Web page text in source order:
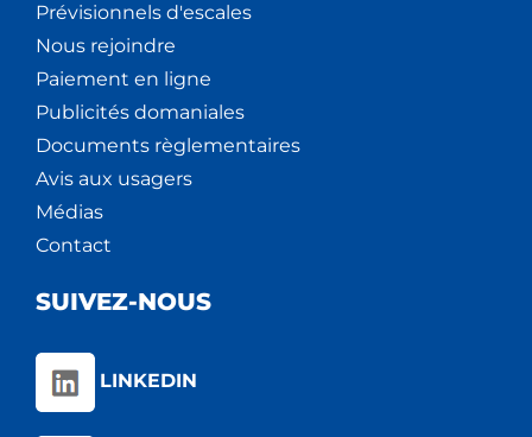
Prévisionnels d'escales
Nous rejoindre
Paiement en ligne
Publicités domaniales
Documents règlementaires
Avis aux usagers
Médias
Contact
SUIVEZ-NOUS
LINKEDIN